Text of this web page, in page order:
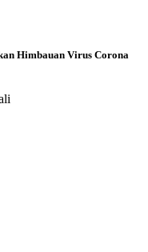
Himbauan Virus Corona